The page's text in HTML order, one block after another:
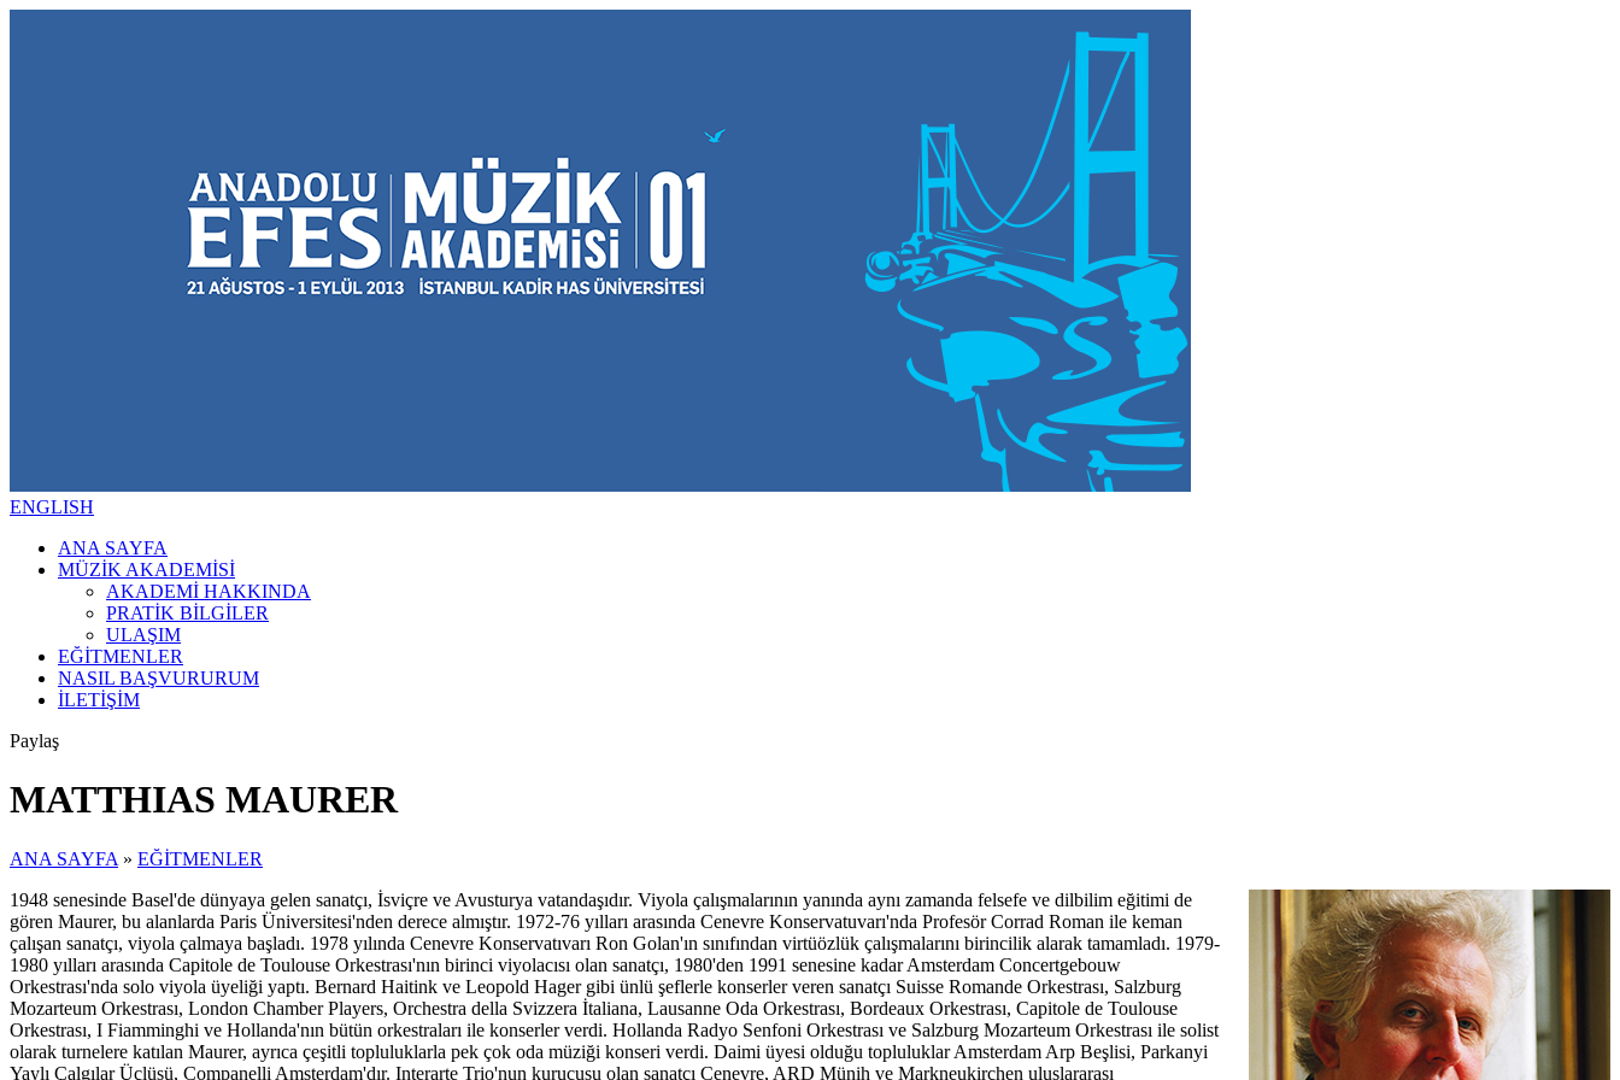
ENGLISH
ANA SAYFA
MÜZİK AKADEMİSİ
AKADEMİ HAKKINDA
PRATİK BİLGİLER
ULAŞIM
EĞİTMENLER
NASIL BAŞVURURUM
İLETİŞİM
Paylaş
MATTHIAS MAURER
ANA SAYFA » EĞİTMENLER
1948 senesinde Basel'de dünyaya gelen sanatçı, İsviçre ve Avusturya vatandaşıdır. Viyola çalışmalarının yanında aynı zamanda felsefe ve dilbilim eğitimi de
gören Maurer, bu alanlarda Paris Üniversitesi'nden derece almıştır. 1972-76 yılları arasında Cenevre Konservatuvarı'nda Profesör Corrad Roman ile keman
çalışan sanatçı, viyola çalmaya başladı. 1978 yılında Cenevre Konservatıvarı Ron Golan'ın sınıfından virtüözlük çalışmalarını birincilik alarak tamamladı. 1979-
1980 yılları arasında Capitole de Toulouse Orkestrası'nın birinci viyolacısı olan sanatçı, 1980'den 1991 senesine kadar Amsterdam Concertgebouw
Orkestrası'nda solo viyola üyeliği yaptı. Bernard Haitink ve Leopold Hager gibi ünlü şeflerle konserler veren sanatçı Suisse Romande Orkestrası, Salzburg
Mozarteum Orkestrası, London Chamber Players, Orchestra della Svizzera İtaliana, Lausanne Oda Orkestrası, Bordeaux Orkestrası, Capitole de Toulouse
Orkestrası, I Fiamminghi ve Hollanda'nın bütün orkestraları ile konserler verdi. Hollanda Radyo Senfoni Orkestrası ve Salzburg Mozarteum Orkestrası ile solist
olarak turnelere katılan Maurer, ayrıca çeşitli topluluklarla pek çok oda müziği konseri verdi. Daimi üyesi olduğu topluluklar Amsterdam Arp Beşlisi, Parkanyi
Yaylı Çalgılar Üçlüsü, Companelli Amsterdam'dır. Interarte Trio'nun kurucusu olan sanatçı Cenevre, ARD Münih ve Markneukirchen uluslararası